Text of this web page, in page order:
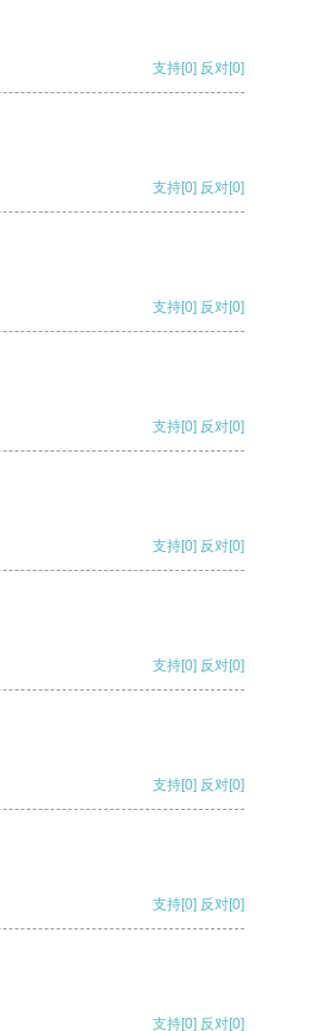
支持[0] 反对[0]
支持[0] 反对[0]
支持[0] 反对[0]
支持[0] 反对[0]
支持[0] 反对[0]
支持[0] 反对[0]
支持[0] 反对[0]
支持[0] 反对[0]
支持[0] 反对[0]